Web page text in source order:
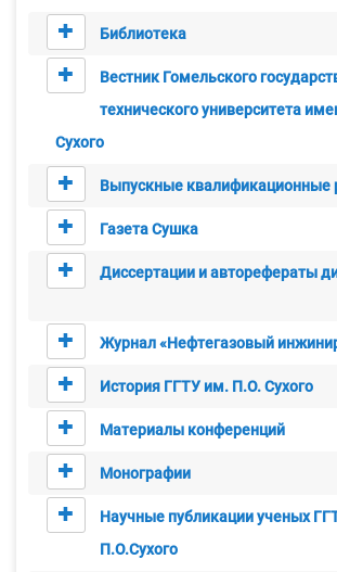
Библиотека
Вестник Гомельского
технического университета
Сухого
Выпускные квалификационные
Газета Сушка
Диссертации и авторефераты
Журнал «Нефтегазовый
История ГГТУ им. П.О. Сухого
Материалы конференций
Монографии
Научные публикации ученых
П.О.Сухого